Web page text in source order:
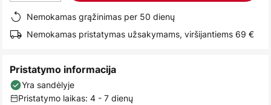
Nemokamas grąžinimas per 50 dienų
Nemokamas pristatymas užsakymams, viršijantiems 69 €
Pristatymo informacija
Yra sandėlyje
Pristatymo laikas: 4 - 7 dienų